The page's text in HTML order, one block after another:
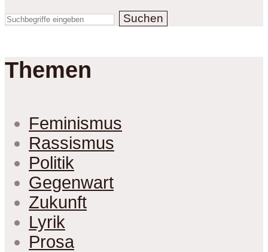
Suchen
Themen
Feminismus
Rassismus
Politik
Gegenwart
Zukunft
Lyrik
Prosa